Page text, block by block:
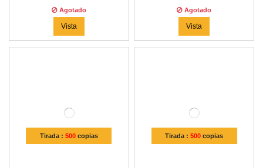
Agotado
Vista
Agotado
Vista
Tirada : 500copias Tirada :500 copias